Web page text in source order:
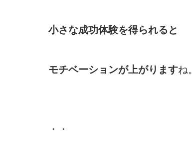
小さな成功体験を得られると
モチベーションが上がりますね。
・・